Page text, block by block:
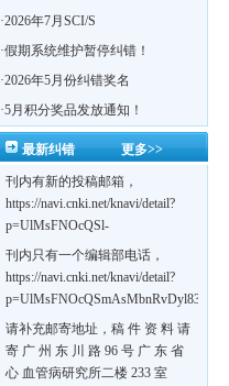
·2026年7月SCI/S
·假期系统维护暂停纠错！
·2026年5月份纠错奖名
·5月积分奖品发放通知！
更多>>
最新纠错
刊内有新的投稿邮箱，
https://navi.cnki.net/knavi/detail?
p=UlMsFNOcQSl-
刊内只有一个编辑部电话，
https://navi.cnki.net/knavi/detail?
w7VFJdSWT5tem1RQ5W2sC5HRG-
S8mH75DuljrTVfVeoXxT4L0b-
请补充邮寄地址，稿 件 资 料 请
寄 广 州 东 川 路 96 号 广 东 省
心 血管病研究所二楼 233 室